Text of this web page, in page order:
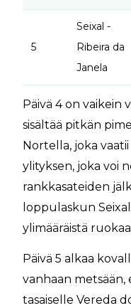
5
Seixal -
Ribeira da
Janela
Päivä 4 on vaikein
sisältää pitkän
Nortella, joka
ylityksen, joka voi
rankkasateiden
loppulaskun
ylimääräistä
Päivä 5 alkaa
vanhaan
tasaiselle Vereda